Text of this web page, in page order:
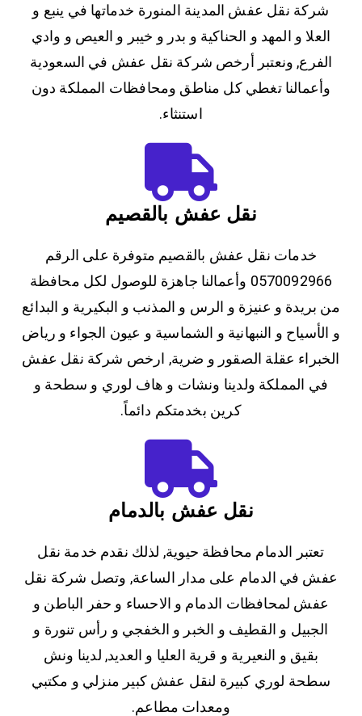
شركة نقل عفش المدينة المنورة خدماتها في ينبع و
العلا و المهد و الحناكية و بدر و خيبر و العيص و وادي
الفرع, ونعتبر أرخص شركة نقل عفش في السعودية
وأعمالنا تغطي كل مناطق ومحافظات المملكة دون
استنثاء.
نقل عفش بالقصيم
خدمات نقل عفش بالقصيم متوفرة على الرقم
0570092966 وأعمالنا جاهزة للوصول لكل محافظة
من بريدة و عنيزة و الرس و المذنب و البكيرية و البدائع
و الأسياح و النبهانية و الشماسية و عيون الجواء و رياض
الخبراء عقلة الصقور و ضرية, ارخص شركة نقل عفش
في المملكة ولدينا ونشات و هاف لوري و سطحة و
كرين بخدمتكم دائماً.
نقل عفش بالدمام
تعتبر الدمام محافظة حيوية, لذلك نقدم خدمة نقل
عفش في الدمام على مدار الساعة, وتصل شركة نقل
عفش لمحافظات الدمام و الاحساء و حفر الباطن و
الجبيل و القطيف و الخبر و الخفجي و رأس تنورة و
بقيق و النعيرية و قرية العليا و العديد, لدينا ونش
سطحة لوري كبيرة لنقل عفش كبير منزلي و مكتبي
ومعدات مطاعم.